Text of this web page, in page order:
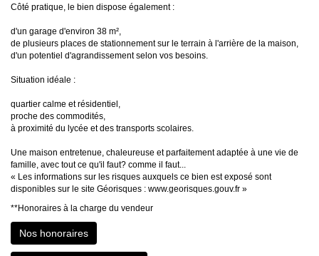
Côté pratique, le bien dispose également :
d'un garage d'environ 38 m²,
de plusieurs places de stationnement sur le terrain à l'arrière de la maison,
d'un potentiel d'agrandissement selon vos besoins.
Situation idéale :
quartier calme et résidentiel,
proche des commodités,
à proximité du lycée et des transports scolaires.
Une maison entretenue, chaleureuse et parfaitement adaptée à une vie de
famille, avec tout ce qu'il faut? comme il faut...
« Les informations sur les risques auxquels ce bien est exposé sont
disponibles sur le site Géorisques : www.georisques.gouv.fr »
**Honoraires à la charge du vendeur
Nos honoraires